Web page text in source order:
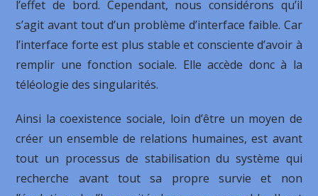
l’effet de bord. Cependant, nous considérons qu’il
s’agit avant tout d’un problème d’interface faible. Car
l’interface forte est plus stable et consciente d’avoir à
remplir une fonction sociale. Elle accède donc à la
téléologie des singularités.
Ainsi la coexistence sociale, loin d’être un moyen de
créer un ensemble de relations humaines, est avant
tout un processus de stabilisation du système qui
recherche avant tout sa propre survie et non